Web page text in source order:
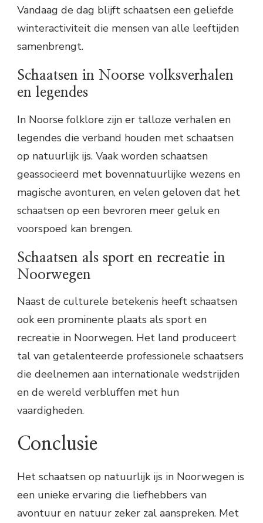
Vandaag de dag blijft schaatsen een geliefde
winteractiviteit die mensen van alle leeftijden
samenbrengt.
Schaatsen in Noorse volksverhalen
en legendes
In Noorse folklore zijn er talloze verhalen en
legendes die verband houden met schaatsen
op natuurlijk ijs. Vaak worden schaatsen
geassocieerd met bovennatuurlijke wezens en
magische avonturen, en velen geloven dat het
schaatsen op een bevroren meer geluk en
voorspoed kan brengen.
Schaatsen als sport en recreatie in
Noorwegen
Naast de culturele betekenis heeft schaatsen
ook een prominente plaats als sport en
recreatie in Noorwegen. Het land produceert
tal van getalenteerde professionele schaatsers
die deelnemen aan internationale wedstrijden
en de wereld verbluffen met hun
vaardigheden.
Conclusie
Het schaatsen op natuurlijk ijs in Noorwegen is
een unieke ervaring die liefhebbers van
avontuur en natuur zeker zal aanspreken. Met